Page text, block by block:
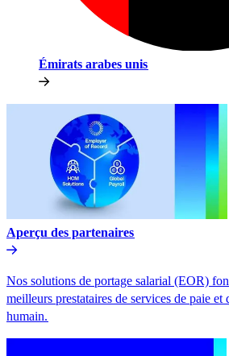
Émirats arabes unis​​
Aperçu des partenaires​​
Nos solutions de portage salarial (EOR)
meilleurs prestataires de services de paie et
humain.​​